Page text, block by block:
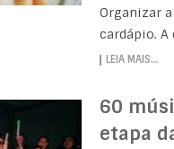
Organizar
cardápio. A
LEIA MAIS…
60
etapa